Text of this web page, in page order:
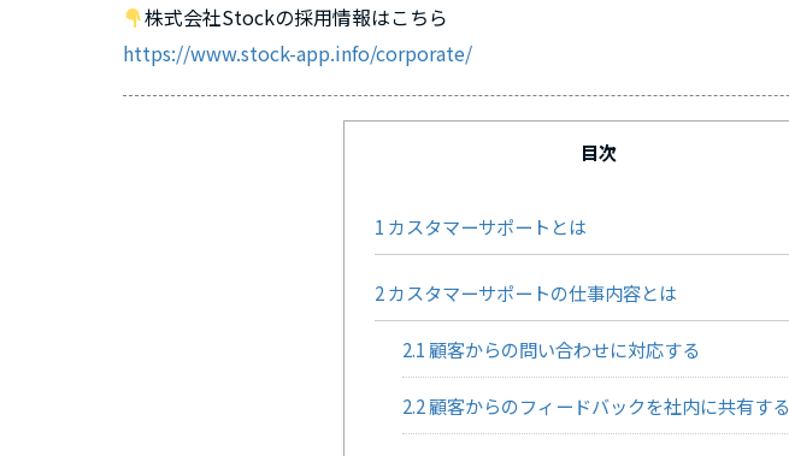
株式会社Stockの採用情報はこちら
https://www.stock-app.info/corporate/
目次
1 カスタマーサポートとは
2カスタマーサポートの仕事内容とは
2.1 顧客からの問い合わせに対応する
2.2顧客からのフィードバックを社内に共有する